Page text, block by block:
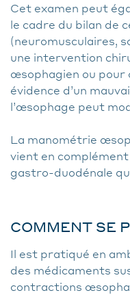
Cet examen peut
le cadre du bilan de
(neuromusculaires,
une intervention
œsophagien ou pour
évidence d’un
l’œsophage peut
La manométrie
vient en complément
gastro-duodénale
COMMENT SE
Il est pratiqué en
des médicaments
contractions